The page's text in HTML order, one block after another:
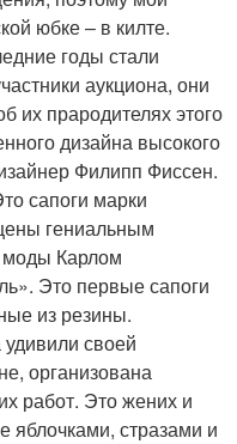
юбке – в килте.
годы стали
аукциона, они
прародителях этого
дизайна высокого
Филипп Фиссен.
сапоги марки
гениальным
Карлом
Это первые сапоги
из резины.
своей
организована
работ. Это жених и
яблочками, стразами и